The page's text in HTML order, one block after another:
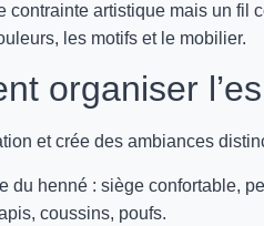
artistique mais un fil
les motifs et le mobilier.
organiser
et crée des ambiances
du henné : siège confortable,
coussins, poufs.